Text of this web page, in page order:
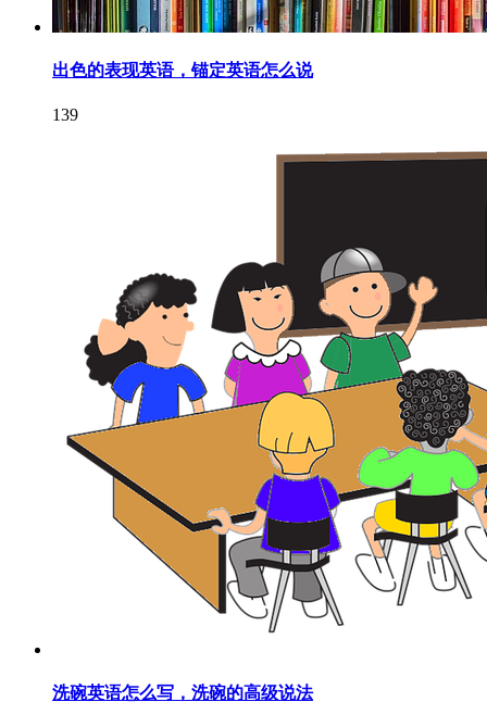
出色的表现英语，锚定英语怎么说
139
洗碗英语怎么写，洗碗的高级说法